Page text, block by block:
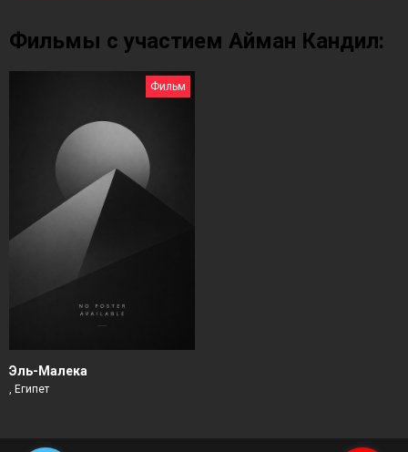
Фильмы с участием Айман Кандил:
Фильм
Эль-Малека
, Египет